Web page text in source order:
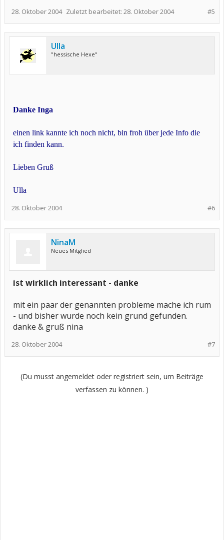
#5
28. Oktober 2004 Zuletzt bearbeitet: 28. Oktober 2004
Ulla
"hessische Hexe"
Danke Inga
einen link kannte ich noch nicht, bin froh über jede Info die
ich finden kann.
Lieben Gruß
Ulla
#6
28. Oktober 2004
NinaM
Neues Mitglied
ist wirklich interessant - danke
mit ein paar der genannten probleme mache ich rum
- und bisher wurde noch kein grund gefunden.
danke & gruß nina
#7
28. Oktober 2004
(Du musst angemeldet oder registriert sein, um Beiträge
verfassen zu können. )